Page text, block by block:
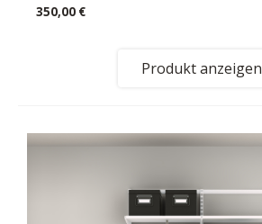
350,00 €
Produkt anzeigen